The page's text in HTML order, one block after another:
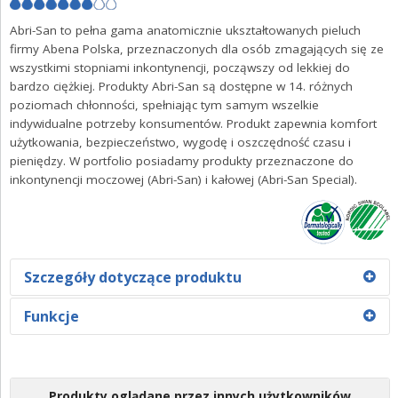
ZALOGUJ SIĘ
Abri-San to pełna gama anatomicznie ukształtowanych pieluch
firmy Abena Polska, przeznaczonych dla osób zmagających się ze
wszystkimi stopniami inkontynencji, począwszy od lekkiej do
bardzo ciężkiej. Produkty Abri-San są dostępne w 14. różnych
poziomach chłonności, spełniając tym samym wszelkie
indywidualne potrzeby konsumentów. Produkt zapewnia komfort
użytkowania, bezpieczeństwo, wygodę i oszczędność czasu i
pieniędzy. W portfolio posiadamy produkty przeznaczone do
inkontynencji moczowej (Abri-San) i kałowej (Abri-San Special).
Szczegóły dotyczące produktu
Abri-San 5-6-7-8-9-10-11 przeznaczone są do umiarkowanego
i ciężkiego nietrzymania moczu. Produkty wyposażono w
Funkcje
Oddychająca warstwa spodnia, która jest tekstylną